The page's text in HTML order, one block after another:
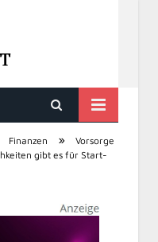
Finanzen »
Vorsorge
gibt es für Start-